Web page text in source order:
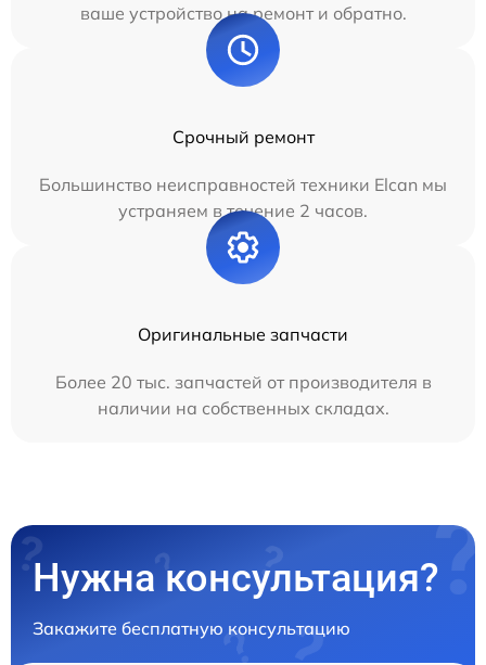
ваше устройство на ремонт и обратно.
Срочный ремонт
Большинство неисправностей техники Elcan мы
устраняем в течение 2 часов.
Оригинальные запчасти
Более 20 тыс. запчастей от производителя в
наличии на собственных складах.
Нужна консультация?
Закажите бесплатную консультацию